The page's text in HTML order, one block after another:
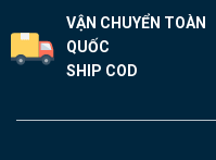
VẬN CHUYỂN TOÀN
QUỐC
SHIP COD